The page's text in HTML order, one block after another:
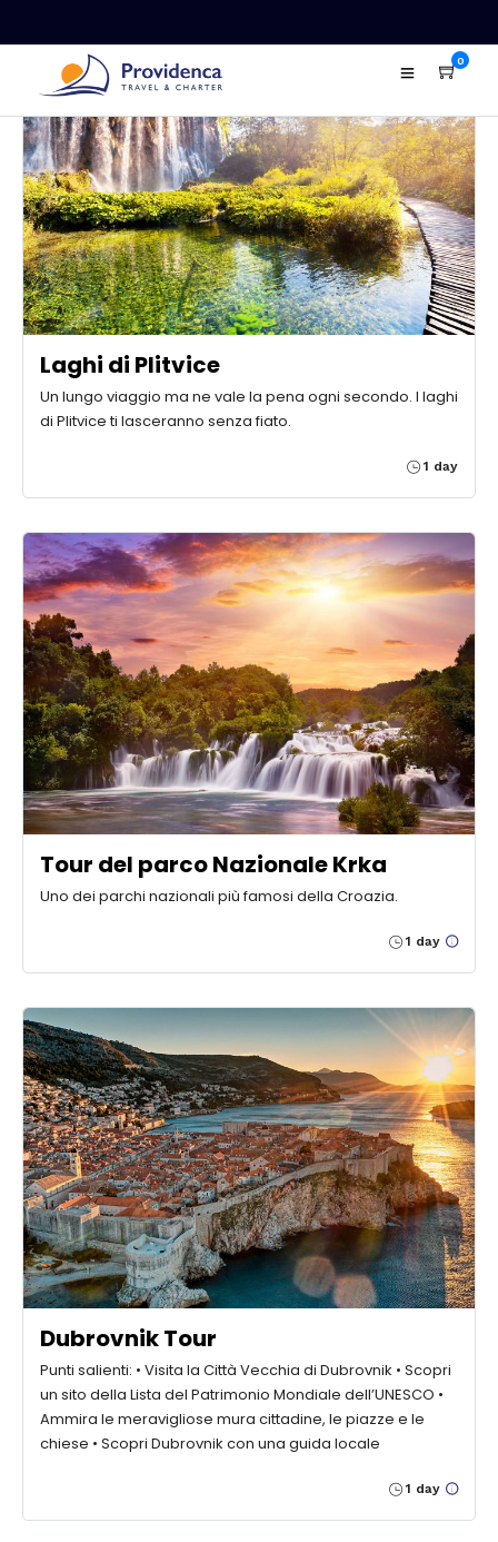
0
Laghi di Plitvice
Un lungo viaggio ma ne vale la pena ogni secondo. I laghi
di Plitvice ti lasceranno senza fiato.
1 day
Tour del parco Nazionale Krka
Uno dei parchi nazionali più famosi della Croazia.
1 day
Dubrovnik Tour
Punti salienti: • Visita la Città Vecchia di Dubrovnik • Scopri
un sito della Lista del Patrimonio Mondiale dell’UNESCO •
Ammira le meravigliose mura cittadine, le piazze e le
chiese • Scopri Dubrovnik con una guida locale
1 day